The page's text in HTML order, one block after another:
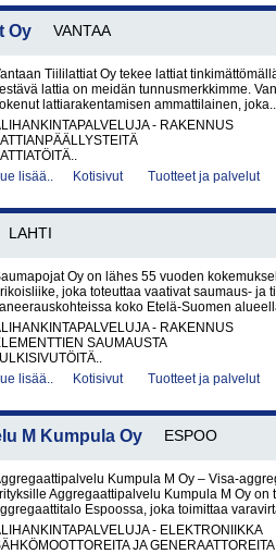
Oy VANTAA
Tiililattiat Oy tekee lattiat
lattia on meidän tunnusmerkkimme.
lattiarakentamisen ammattilainen, joka..
- RAKENNUS
lisää..
Kotisivut Tuotteet ja palvelut
LAHTI
Oy on lähes 55 vuoden
joka toteuttaa vaativat saumaus- ja
koko Etelä-Suomen
- RAKENNUS
SAUMAUSTA
lisää..
Kotisivut Tuotteet ja palvelut
M Kumpula Oy ESPOO
Kumpula M Oy – Visa-
Aggregaattipalvelu Kumpula M Oy on
Espoossa, joka toimittaa
- ELEKTRONIIKKA
JA GENERAATTOREITA